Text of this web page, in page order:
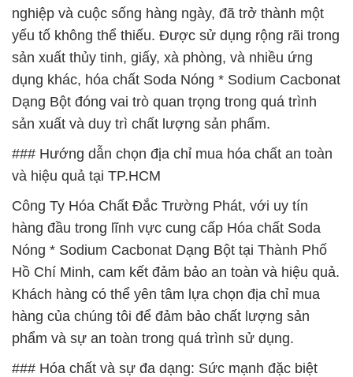
nghiệp và cuộc sống hàng ngày, đã trở thành một
yếu tố không thể thiếu. Được sử dụng rộng rãi trong
sản xuất thủy tinh, giấy, xà phòng, và nhiều ứng
dụng khác, hóa chất Soda Nóng * Sodium Cacbonat
Dạng Bột đóng vai trò quan trọng trong quá trình
sản xuất và duy trì chất lượng sản phẩm.
### Hướng dẫn chọn địa chỉ mua hóa chất an toàn
và hiệu quả tại TP.HCM
Công Ty Hóa Chất Đắc Trường Phát, với uy tín
hàng đầu trong lĩnh vực cung cấp Hóa chất Soda
Nóng * Sodium Cacbonat Dạng Bột tại Thành Phố
Hồ Chí Minh, cam kết đảm bảo an toàn và hiệu quả.
Khách hàng có thể yên tâm lựa chọn địa chỉ mua
hàng của chúng tôi để đảm bảo chất lượng sản
phẩm và sự an toàn trong quá trình sử dụng.
### Hóa chất và sự đa dạng: Sức mạnh đặc biệt